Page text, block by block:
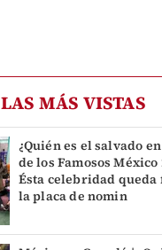
LAS MÁS VISTAS
¿Quién es el salvado
de los Famosos México
Ésta celebridad queda
la placa de nomin